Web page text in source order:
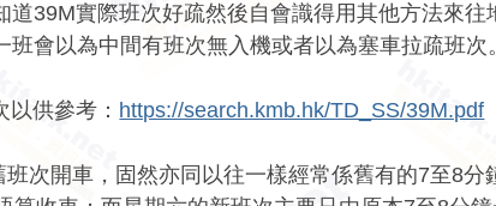
道39M實際班次好疏然後自會識得用其他方法
會以為中間有班次無入機或者以為塞車拉疏班次
供參考： https://search.kmb.hk/TD_SS/39M.pdf
次開車，固然亦同以往一樣經常係舊有的7至8